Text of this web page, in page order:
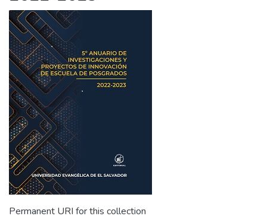
Permanent URI for this collection